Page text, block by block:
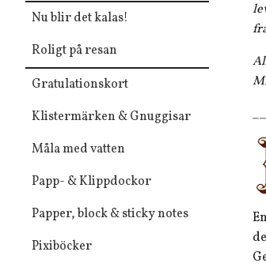
Nu blir det kalas!
Roligt på resan
Gratulationskort
Klistermärken & Gnuggisar
Måla med vatten
Papp- & Klippdockor
Papper, block & sticky notes
Pixiböcker